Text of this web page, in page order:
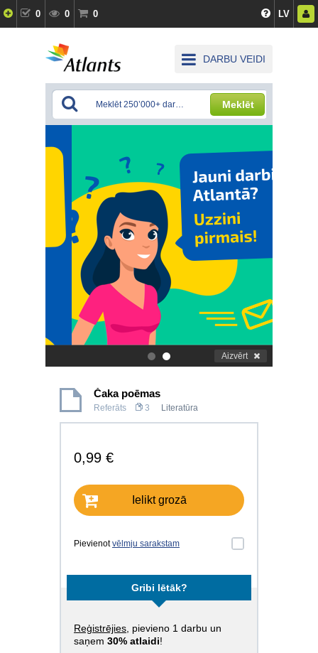
0 0 0 LV
DARBU VEIDI
Meklēt
. Aizvērt
Čaka poēmas
Referāts 3 Literatūra
0,99 €
Ielikt grozā
Pievienotvēlmju sarakstam
Gribi lētāk?
Reģistrējies , pievieno 1 darbu un
saņem 30% atlaidi!